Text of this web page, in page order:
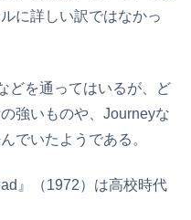
に詳しい訳ではなかっ
どを通ってはいるが、ど
強いものや、Journeyな
でいたようである。
』（1972）は高校時代